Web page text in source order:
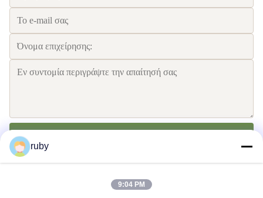
ruby
9:04 PM